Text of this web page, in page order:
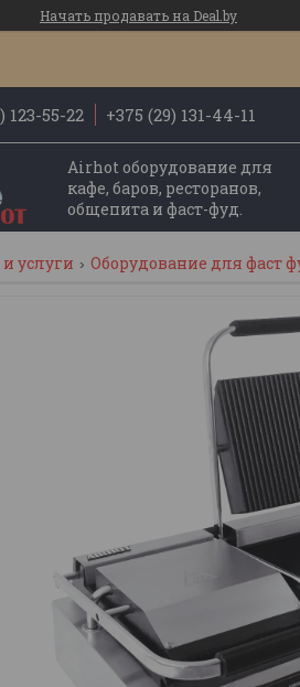
Начать продавать на Deal.by
123-55-22 +375 (29) 131-44-11
Airhot оборудование для
кафе, баров, ресторанов,
общепита и фаст-фуд.
услуги Оборудование для фаст